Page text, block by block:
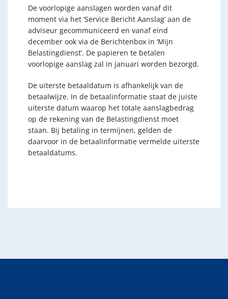
De voorlopige aanslagen worden vanaf dit
moment via het ‘Service Bericht Aanslag’ aan de
adviseur gecommuniceerd en vanaf eind
december ook via de Berichtenbox in ‘Mijn
Belastingdienst’. De papieren te betalen
voorlopige aanslag zal in januari worden bezorgd.
De uiterste betaaldatum is afhankelijk van de
betaalwijze. In de betaalinformatie staat de juiste
uiterste datum waarop het totale aanslagbedrag
op de rekening van de Belastingdienst moet
staan. Bij betaling in termijnen, gelden de
daarvoor in de betaalinformatie vermelde uiterste
betaaldatums.